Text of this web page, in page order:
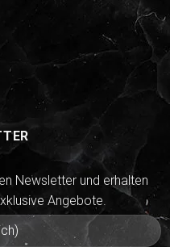
Newsletter und erhalten
Angebote.